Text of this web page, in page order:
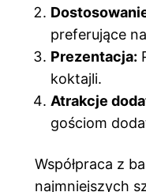
preferujące
Prezentacja:
koktajli.
Atrakcje
gościom
Współpraca z
najmniejszych